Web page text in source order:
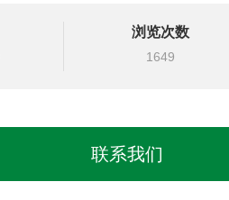
浏览次数
1649
联系我们